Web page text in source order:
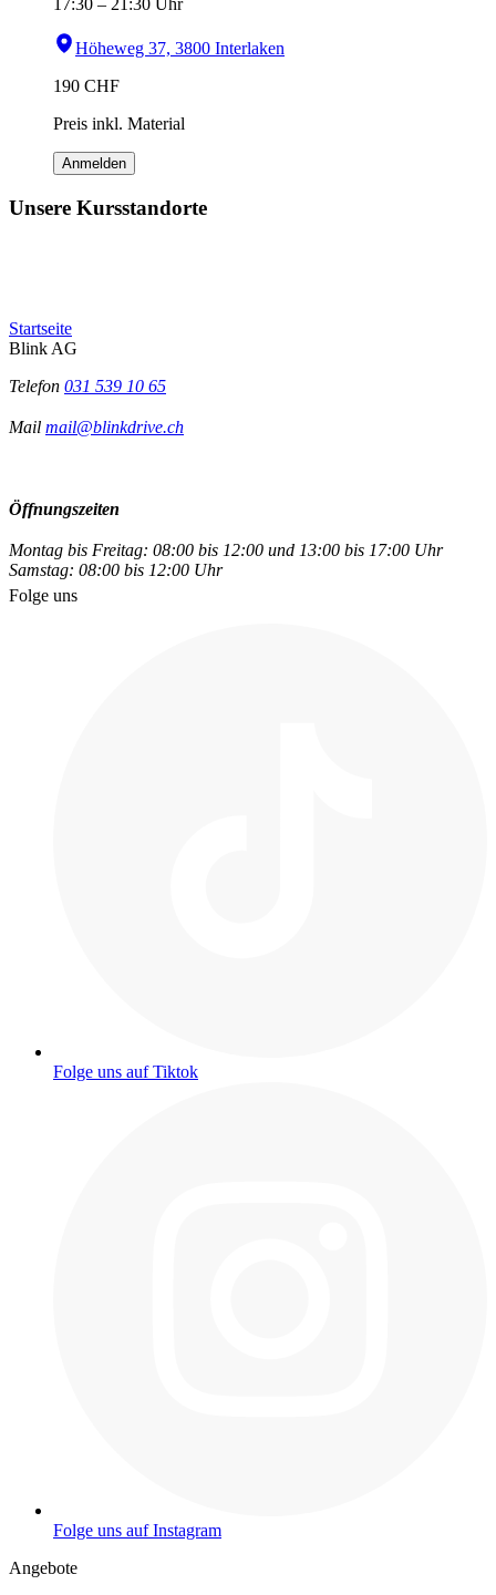
17:30 – 21:30 Uhr
Höheweg 37, 3800 Interlaken
190 CHF
Preis inkl. Material
Anmelden
Unsere Kursstandorte
Startseite
Blink AG
Telefon 031 539 10 65
Mail mail@blinkdrive.ch
Öffnungszeiten
Montag bis Freitag: 08:00 bis 12:00 und 13:00 bis 17:00 Uhr
Samstag: 08:00 bis 12:00 Uhr
Folge uns
Folge uns auf Tiktok
Folge uns auf Instagram
Angebote